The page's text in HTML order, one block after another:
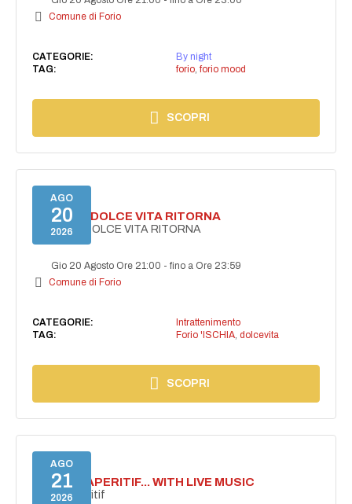
Comune di Forio
CATEGORIE:
By night
TAG:
forio, forio mood
SCOPRI
AGO
20
2026
FORIO LA DOLCE VITA RITORNA
FORIO LA DOLCE VITA RITORNA
Gio 20 Agosto Ore 21:00 -fino a Ore 23:59
Comune di Forio
CATEGORIE:
Intrattenimento
TAG:
Forio 'ISCHIA, dolcevita
SCOPRI
AGO
21
2026
SECRET APERITIF... WITH LIVE MUSIC
Secret aperitif